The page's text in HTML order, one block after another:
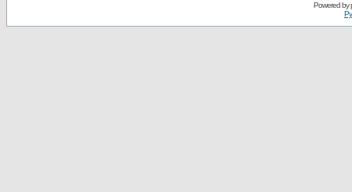
Powered by